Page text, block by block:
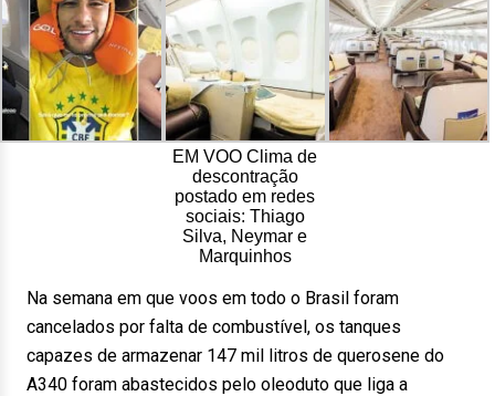
EM VOO Clima de
descontração
postado em redes
sociais: Thiago
Silva, Neymar e
Marquinhos
Na semana em que voos em todo o Brasil foram
cancelados por falta de combustível, os tanques
capazes de armazenar 147 mil litros de querosene do
A340 foram abastecidos pelo oleoduto que liga a